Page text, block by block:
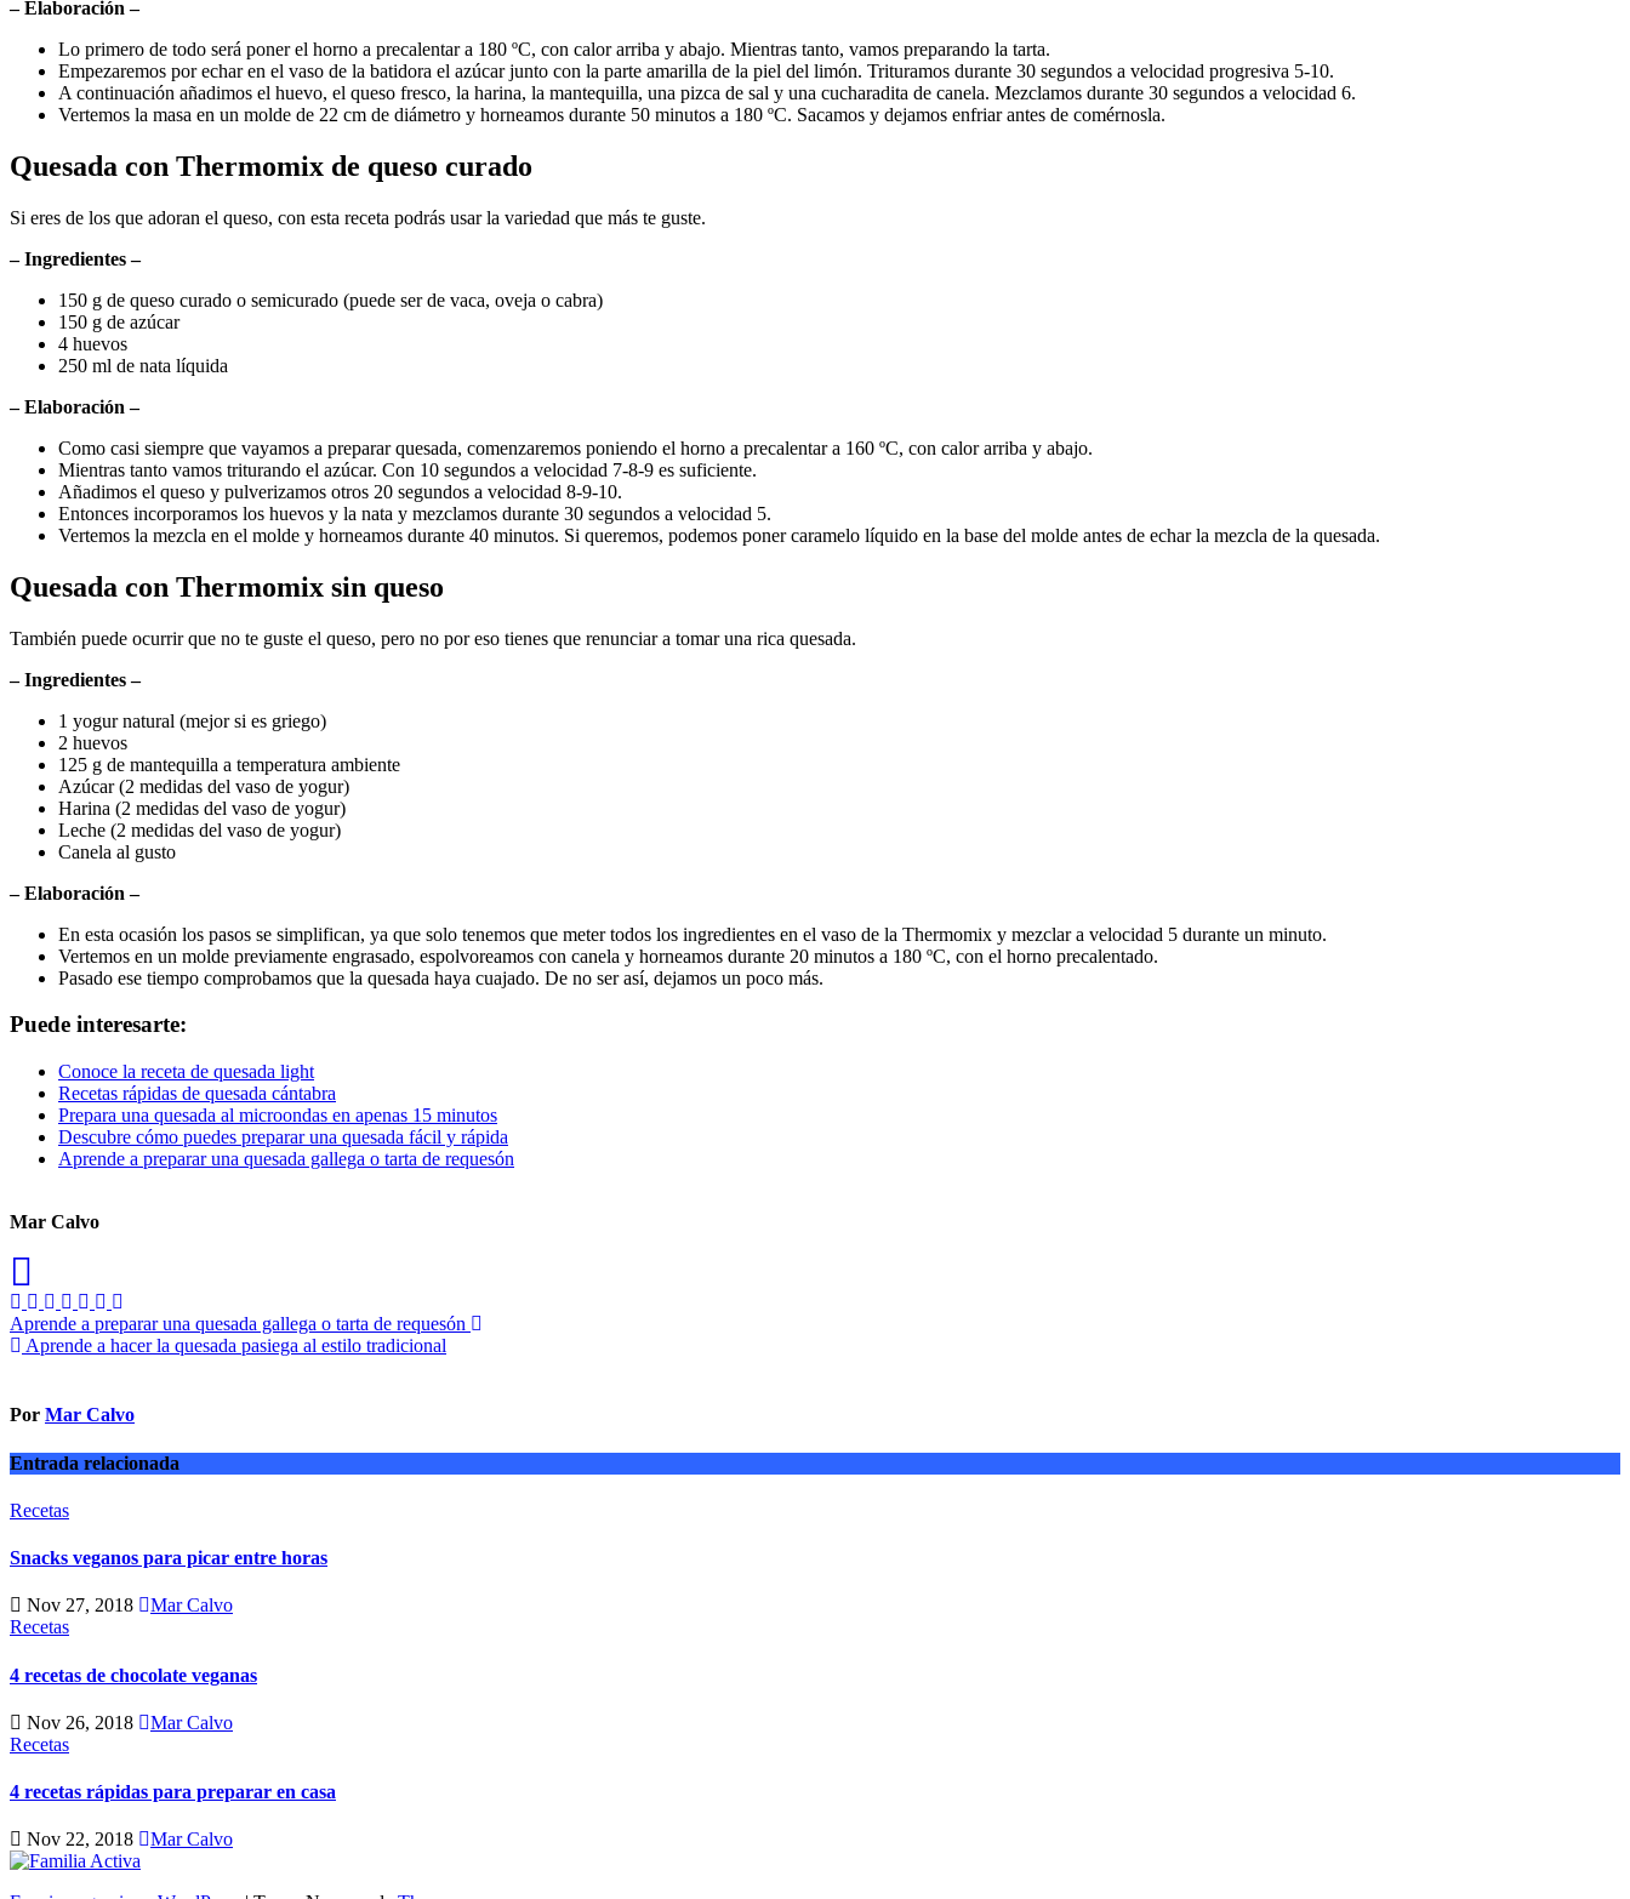
– Elaboración –
Lo primero de todo será poner el horno a precalentar a 180 ºC, con calor arriba y abajo. Mientras tanto, vamos preparando la tarta.
Empezaremos por echar en el vaso de la batidora el azúcar junto con la parte amarilla de la piel del limón. Trituramos durante 30 segundos a velocidad progresiva 5-10.
A continuación añadimos el huevo, el queso fresco, la harina, la mantequilla, una pizca de sal y una cucharadita de canela. Mezclamos durante 30 segundos a velocidad 6.
Vertemos la masa en un molde de 22 cm de diámetro y horneamos durante 50 minutos a 180 ºC. Sacamos y dejamos enfriar antes de comérnosla.
Quesada con Thermomix de queso curado
Si eres de los que adoran el queso, con esta receta podrás usar la variedad que más te guste.
– Ingredientes –
150 g de queso curado o semicurado (puede ser de vaca, oveja o cabra)
150 g de azúcar
4 huevos
250 ml de nata líquida
– Elaboración –
Como casi siempre que vayamos a preparar quesada, comenzaremos poniendo el horno a precalentar a 160 ºC, con calor arriba y abajo.
Mientras tanto vamos triturando el azúcar. Con 10 segundos a velocidad 7-8-9 es suficiente.
Añadimos el queso y pulverizamos otros 20 segundos a velocidad 8-9-10.
Entonces incorporamos los huevos y la nata y mezclamos durante 30 segundos a velocidad 5.
Vertemos la mezcla en el molde y horneamos durante 40 minutos. Si queremos, podemos poner caramelo líquido en la base del molde antes de echar la mezcla de la quesada.
Quesada con Thermomix sin queso
También puede ocurrir que no te guste el queso, pero no por eso tienes que renunciar a tomar una rica quesada.
– Ingredientes –
1 yogur natural (mejor si es griego)
2 huevos
125 g de mantequilla a temperatura ambiente
Azúcar (2 medidas del vaso de yogur)
Harina (2 medidas del vaso de yogur)
Leche (2 medidas del vaso de yogur)
Canela al gusto
– Elaboración –
En esta ocasión los pasos se simplifican, ya que solo tenemos que meter todos los ingredientes en el vaso de la Thermomix y mezclar a velocidad 5 durante un minuto.
Vertemos en un molde previamente engrasado, espolvoreamos con canela y horneamos durante 20 minutos a 180 ºC, con el horno precalentado.
Pasado ese tiempo comprobamos que la quesada haya cuajado. De no ser así, dejamos un poco más.
Puede interesarte:
Conoce la receta de quesada light
Recetas rápidas de quesada cántabra
Prepara una quesada al microondas en apenas 15 minutos
Descubre cómo puedes preparar una quesada fácil y rápida
Aprende a preparar una quesada gallega o tarta de requesón
Mar Calvo
Navegación
de
Aprende a preparar una quesada gallega o tarta de requesón
Aprende a hacer la quesada pasiega al estilo tradicional
Por Mar Calvo
Entrada relacionada
Recetas
Snacks veganos para picar entre horas
Nov 27, 2018
Mar Calvo
Recetas
4 recetas de chocolate veganas
Nov 26, 2018
Mar Calvo
Recetas
4 recetas rápidas para preparar en casa
Nov 22, 2018 Mar Calvo